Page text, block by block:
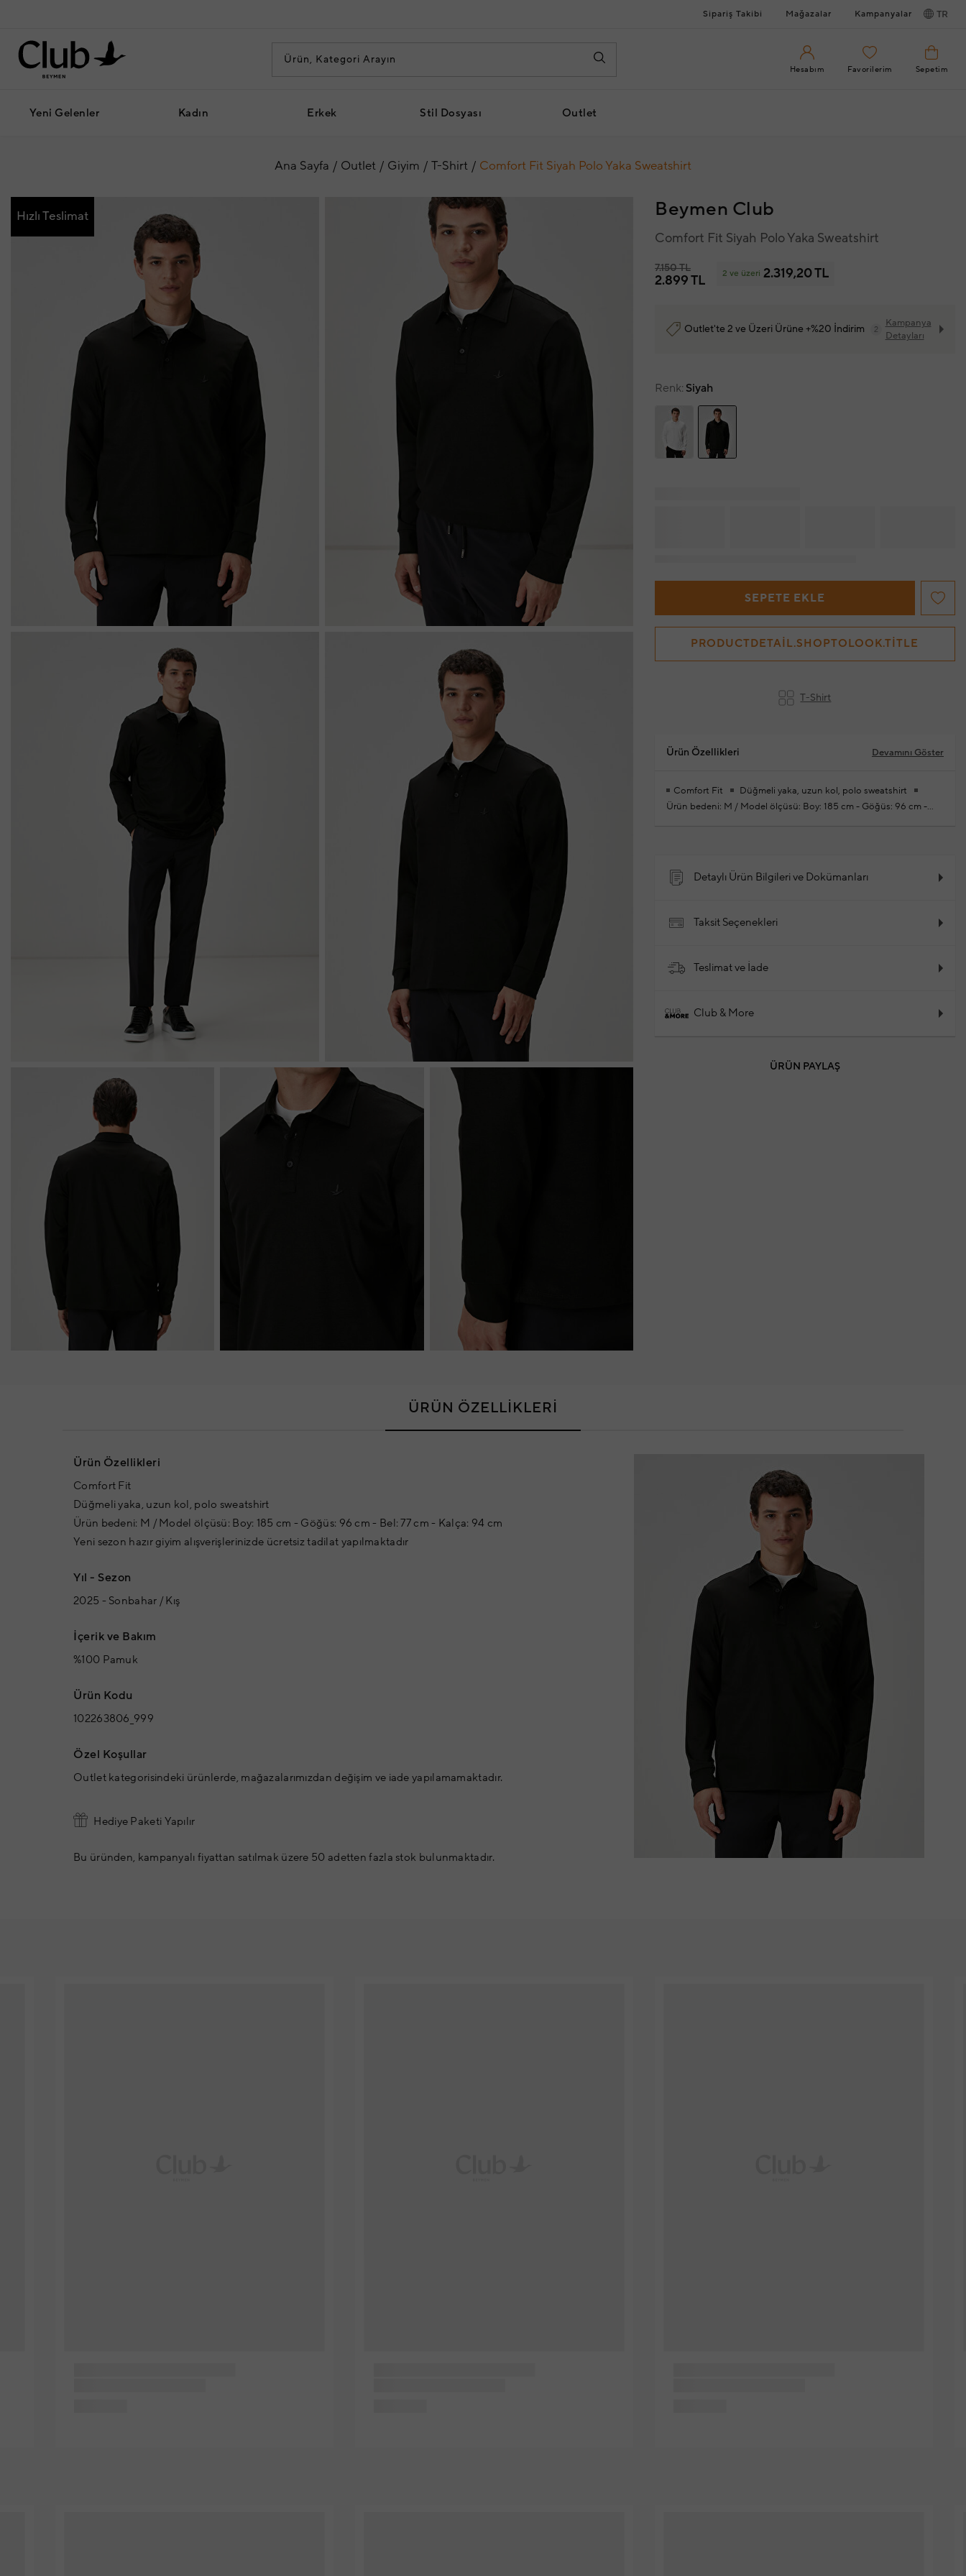
Sipariş Takibi Mağazalar Kampanyalar TR
Hesabım Favorilerim Sepetim
Yeni Gelenler Kadın Erkek Stil Dosyası Outlet
Ana Sayfa Outlet Giyim T-Shirt Comfort Fit Siyah Polo Yaka Sweatshirt
Hızlı Teslimat Beymen Club
Comfort Fit Siyah Polo Yaka Sweatshirt
7.150 TL
2.899 TL 2 ve üzeri 2.319,20 TL
Outlet'te 2 ve Üzeri Ürüne +%20 İndirim 2
Kampanya
Detayları
Renk Siyah
SEPETE EKLE
PRODUCTDETAIL.SHOPTOLOOK.TITLE
T-Shirt
Ürün Özellikleri Devamını Göster
Comfort Fit
Düğmeli yaka, uzun kol, polo sweatshirt
Ürün bedeni: M / Model ölçüsü: Boy: 185 cm - Göğüs: 96 cm -
Detaylı Ürün Bilgileri ve Dokümanları
Taksit Seçenekleri
Teslimat ve İade
Club & More
ÜRÜN PAYLAŞ
ÜRÜN ÖZELLİKLERİ
Ürün Özellikleri
Comfort Fit
Düğmeli yaka, uzun kol, polo sweatshirt
Ürün bedeni: M / Model ölçüsü: Boy: 185 cm - Göğüs: 96 cm - Bel: 77 cm - Kalça: 94 cm
Yeni sezon hazır giyim alışverişlerinizde ücretsiz tadilat yapılmaktadır
Yıl - Sezon
2025 - Sonbahar / Kış
İçerik ve Bakım
%100 Pamuk
Ürün Kodu
102263806_999
Özel Koşullar
Outlet kategorisindeki ürünlerde, mağazalarımızdan değişim ve iade yapılamamaktadır.
Hediye Paketi Yapılır
Bu üründen, kampanyalı fiyattan satılmak üzere 50 adetten fazla stok bulunmaktadır.